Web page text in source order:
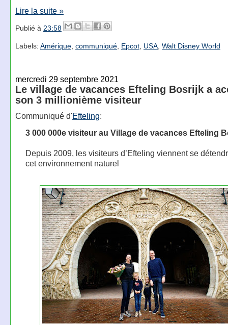
Lire la suite »
Publié à 23:58
Labels: Amérique, communiqué, Epcot, USA, Walt Disney World
mercredi 29 septembre 2021
Le village de vacances Efteling Bosrijk a
son 3 millionième visiteur
Communiqué d'Efteling:
3 000 000e visiteur au Village de vacances Efteling
Depuis 2009, les visiteurs d’Efteling viennent se
cet environnement naturel